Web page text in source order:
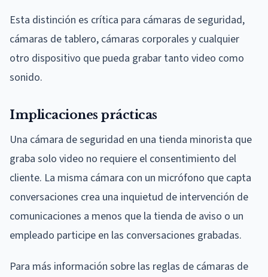
Esta distinción es crítica para cámaras de seguridad,
cámaras de tablero, cámaras corporales y cualquier
otro dispositivo que pueda grabar tanto video como
sonido.
Implicaciones prácticas
Una cámara de seguridad en una tienda minorista que
graba solo video no requiere el consentimiento del
cliente. La misma cámara con un micrófono que capta
conversaciones crea una inquietud de intervención de
comunicaciones a menos que la tienda de aviso o un
empleado participe en las conversaciones grabadas.
Para más información sobre las reglas de cámaras de